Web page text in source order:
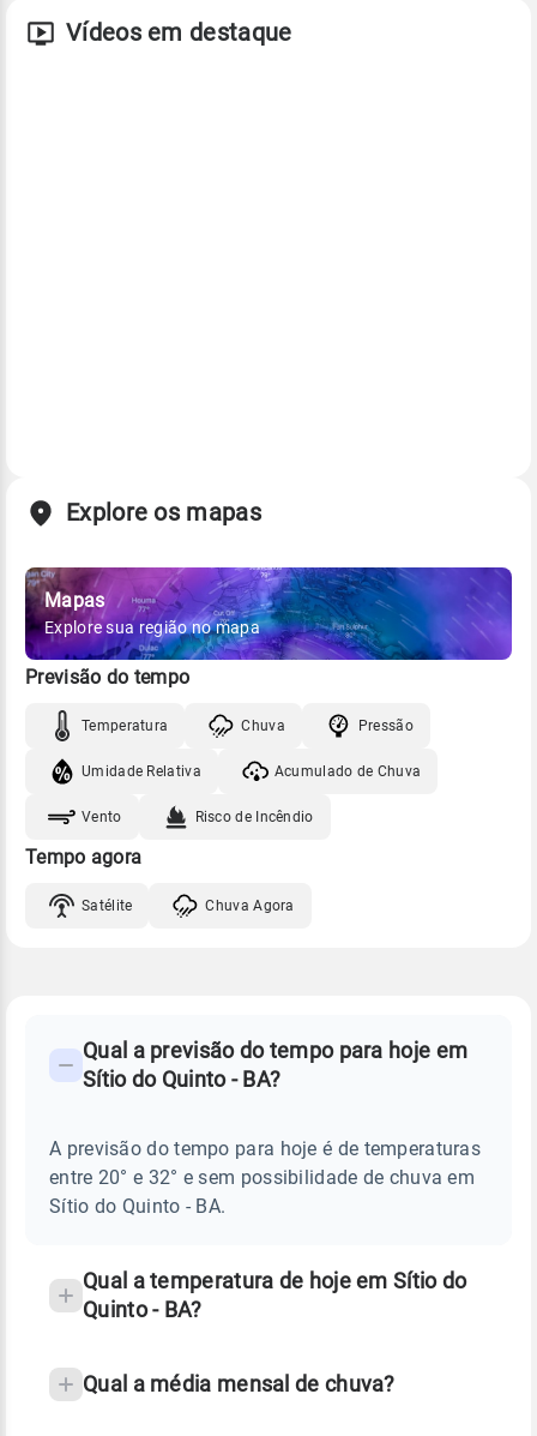
Vídeos em destaque
Explore os mapas
Mapas
Explore sua região no mapa
Previsão do tempo
Temperatura Chuva Pressão
Umidade Relativa Acumulado de Chuva
Vento Risco de Incêndio
Tempo agora
Satélite Chuva Agora
PREVISÃO
TEMPO
QUINTO
Perguntas
sobre
chuva
Qual a previsão do tempo para hoje em
Sítio do Quinto - BA?
A previsão do tempo para hoje é de temperaturas
entre 20° e 32° e sem possibilidade de chuva em
Sítio do Quinto - BA.
Qual a temperatura de hoje em Sítio do
Quinto - BA?
Qual a média mensal de chuva?